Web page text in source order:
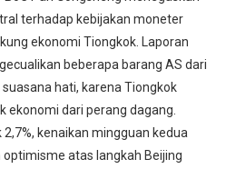
terhadap kebijakan moneter
ekonomi Tiongkok. Laporan
beberapa barang AS dari
hati, karena Tiongkok
dari perang dagang.
kenaikan mingguan kedua
atas langkah Beijing